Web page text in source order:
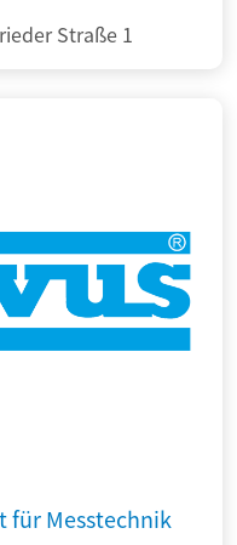
Straße 1
für Messtechnik